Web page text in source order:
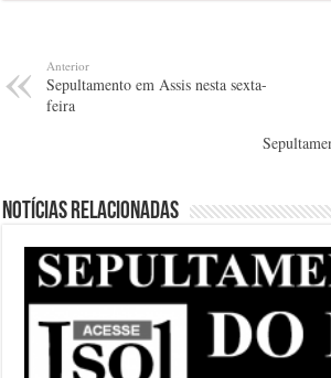
Anterior
Sepultamento em Assis nesta sexta-
feira
Notícias relacionadas